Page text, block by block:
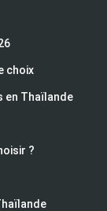
choix
en Thaïlande
?